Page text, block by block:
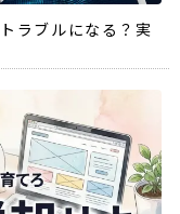
ラブルになる？実